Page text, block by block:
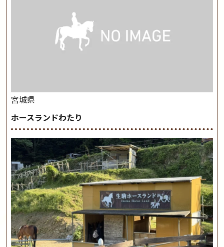
宮城県
ホースランドわたり